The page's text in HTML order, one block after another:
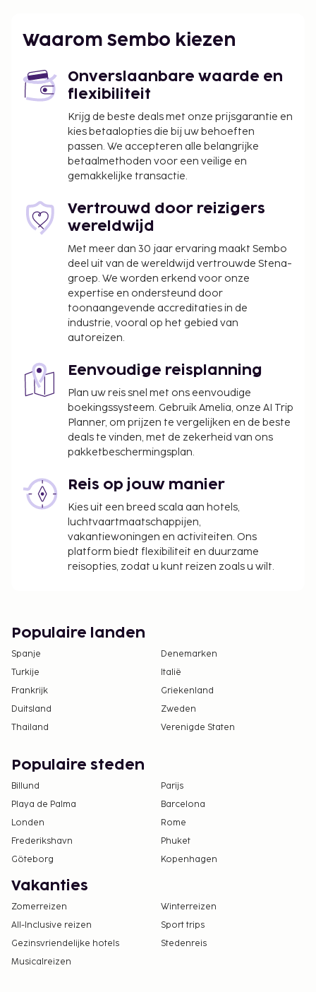
Cancun, Quintana Roo (CUN-Internationale
Enkele van de voorzieningen zijn een
stomerij/wasserijservice en een 24-uurs receptie.
Ter plaatse heb je gratis parkeerplaatsen. Plezier
gegarandeerd dankzij een buitenzwembad of
geniet van het uitzicht vanuit een terras en een tuin.
Waarom Sembo kiezen
Onverslaanbare waarde en
flexibiliteit
Krijg de beste deals met onze prijsgarantie en
kies betaalopties die bij uw behoeften
passen. We accepteren alle belangrijke
betaalmethoden voor een veilige en
gemakkelijke transactie.
Vertrouwd door reizigers
wereldwijd
Met meer dan 30 jaar ervaring maakt Sembo
deel uit van de wereldwijd vertrouwde Stena-
groep. We worden erkend voor onze
expertise en ondersteund door
toonaangevende accreditaties in de
industrie, vooral op het gebied van
autoreizen.
Eenvoudige reisplanning
Plan uw reis snel met ons eenvoudige
boekingssysteem. Gebruik Amelia, onze AI Trip
Planner, om prijzen te vergelijken en de beste
deals te vinden, met de zekerheid van ons
pakketbeschermingsplan.
Reis op jouw manier
Kies uit een breed scala aan hotels,
luchtvaartmaatschappijen,
vakantiewoningen en activiteiten. Ons
platform biedt flexibiliteit en duurzame
reisopties, zodat u kunt reizen zoals u wilt.
Populaire landen
Spanje
Denemarken
Turkije
Italië
Frankrijk
Griekenland
Duitsland
Zweden
Thailand
Verenigde Staten
Populaire steden
Billund
Parijs
Playa de Palma
Barcelona
Londen
Rome
Frederikshavn
Phuket
Göteborg
Kopenhagen
Vakanties
Zomerreizen
Winterreizen
All-Inclusive reizen
Sport trips
Gezinsvriendelijke hotels
Stedenreis
Musicalreizen